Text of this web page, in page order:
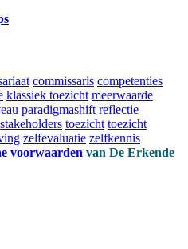
commissaris competenties
klassiek toezicht meerwaarde
paradigmashift reflectie
stakeholders toezicht toezicht
zelfevaluatie zelfkennis
voorwaarden van De Erkende